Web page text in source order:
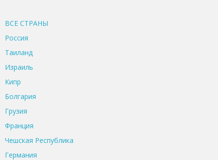
ВСЕ CТРАНЫ
Россия
Таиланд
Израиль
Кипр
Болгария
Грузия
Франция
Чешская Республика
Германия